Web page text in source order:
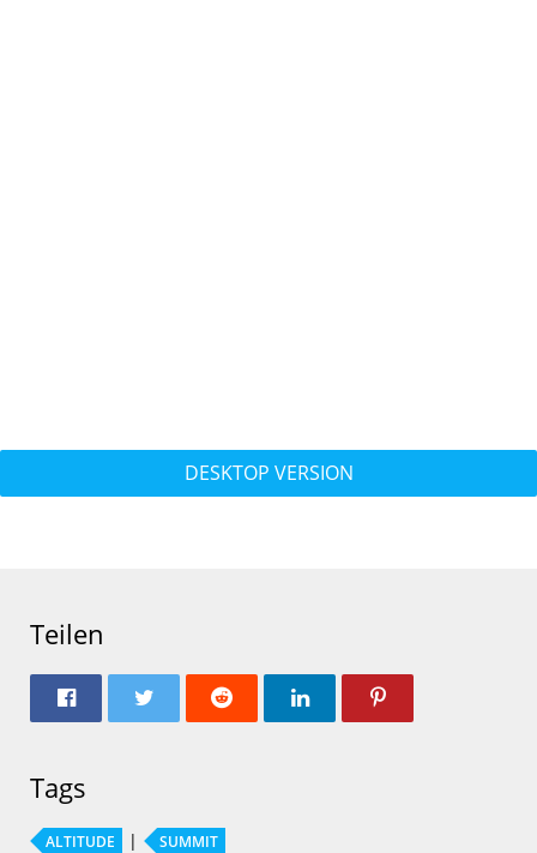
DESKTOP VERSION
Teilen
Tags
ALTITUDE SUMMIT